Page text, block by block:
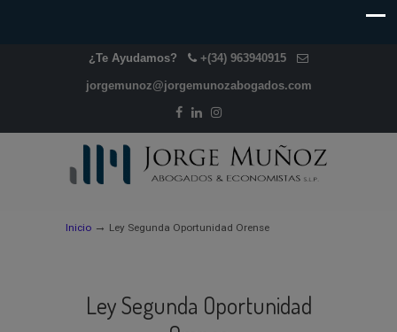
¿Te Ayudamos? +(34) 963940915
jorgemunoz@jorgemunozabogados.com
Inicio → Ley Segunda Oportunidad Orense
Ley Segunda Oportunidad